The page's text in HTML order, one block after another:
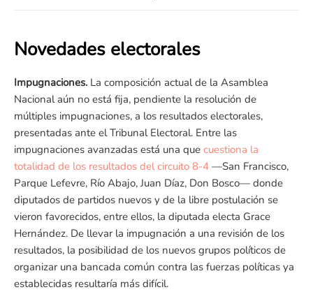
Novedades electorales
Impugnaciones. La composición actual de la Asamblea
Nacional aún no está fija, pendiente la resolución de
múltiples impugnaciones, a los resultados electorales,
presentadas ante el Tribunal Electoral. Entre las
impugnaciones avanzadas está una que cuestiona la
totalidad de los resultados del circuito 8-4—San Francisco,
Parque Lefevre, Río Abajo, Juan Díaz, Don Bosco— donde
diputados de partidos nuevos y de la libre postulación se
vieron favorecidos, entre ellos, la diputada electa Grace
Hernández. De llevar la impugnación a una revisión de los
resultados, la posibilidad de los nuevos grupos políticos de
organizar una bancada común contra las fuerzas políticas ya
establecidas resultaría más difícil.